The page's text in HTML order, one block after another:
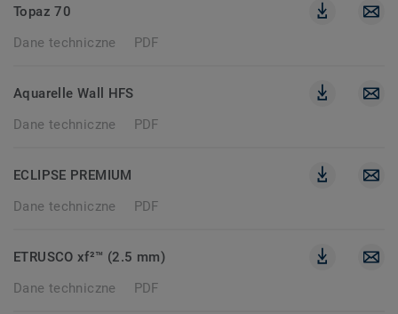
Topaz 70
Dane techniczne
PDF
Aquarelle Wall HFS
Dane techniczne
PDF
ECLIPSE PREMIUM
Dane techniczne
PDF
ETRUSCO xf²™ (2.5 mm)
Dane techniczne
PDF